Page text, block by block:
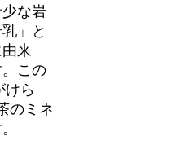
な岩
」と
来
この
けら
のミネ